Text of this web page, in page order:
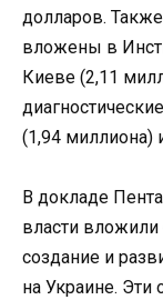
долларов.
вложены в
Киеве (2,11
(1,94 миллиона)
В докладе
власти
создание и
на Украине. Эти